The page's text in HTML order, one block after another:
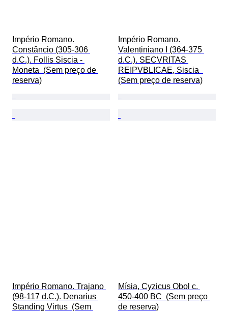
Império Romano.
Constâncio (305-306
d.C.). Follis Siscia -
Moneta  (Sem preço de
reserva)
Império Romano.
Valentiniano I (364-375
d.C.). SECVRITAS
REIPVBLICAE, Siscia
(Sem preço de reserva)
Império Romano. Trajano
(98-117 d.C.). Denarius
Standing Virtus  (Sem
Mísia, Cyzicus Obol c.
450-400 BC  (Sem preço
de reserva)